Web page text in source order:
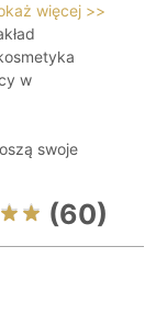
więcej >>
w
swoje
(60)